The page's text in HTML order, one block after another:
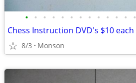
• • • • • • • • • • • • •
Chess Instruction DVD's $10 each
8/3 Monson